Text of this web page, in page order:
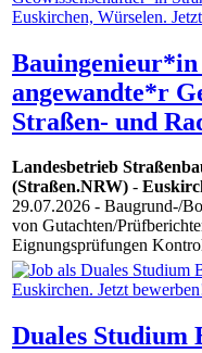
angewandte*r
Straßen- und
Landesbetrieb
(Straßen.NRW) -
29.07.2026 - Baugrund-/
von Gutachten/
Eignungsprüfungen
Duales Studium